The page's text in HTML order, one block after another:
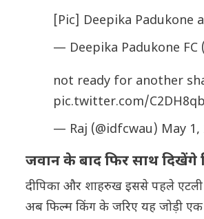
[Pic] Deepika Padukone
— Deepika Padukone FC
not ready for another
pic.twitter.com/
— Raj (@idfcwau) May 1,
जवान के बाद फिर साथ दिखेंगे
दीपिका और शाहरुख इससे पहले एटली
अब फिल्म किंग के जरिए यह जोड़ी एक